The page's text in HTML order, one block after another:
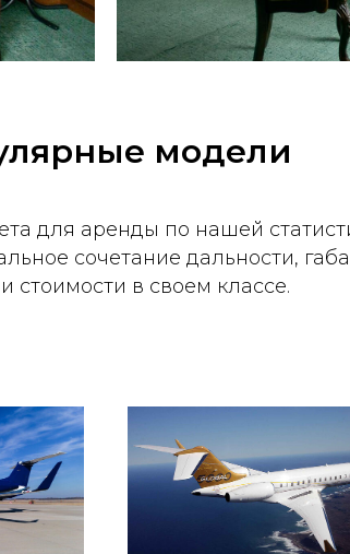
модели
для аренды по нашей
сочетание дальности,
стоимости в своем классе.